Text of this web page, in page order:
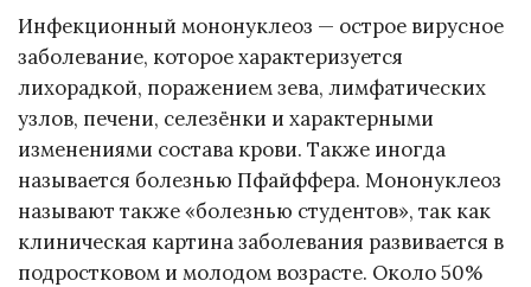
Инфекционный мононуклеоз — острое вирусное
заболевание, которое характеризуется
лихорадкой, поражением зева, лимфатических
узлов, печени, селезёнки и характерными
изменениями состава крови. Также иногда
называется болезнью Пфайффера. Мононуклеоз
называют также «болезнью студентов», так как
клиническая картина заболевания развивается в
подростковом и молодом возрасте. Около 50%